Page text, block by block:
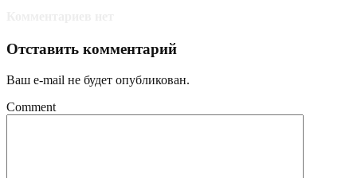
Отставить комментарий
Ваш e-mail не будет опубликован.
Comment